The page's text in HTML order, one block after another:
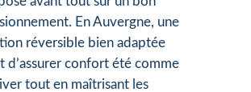
En Auvergne, une
réversible bien adaptée
d’assurer confort été comme
tout en maîtrisant les